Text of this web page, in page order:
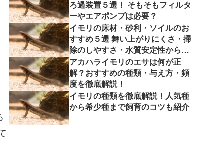
ろ過装置５選！ そもそもフィルタ
ーやエアポンプは必要？
イモリの床材・砂利・ソイルのお
すすめ５選 舞い上がりにくさ・掃
除のしやすさ・水質安定性から徹
底解説
アカハライモリのエサは何が正
解？おすすめの種類・与え方・頻
度を徹底解説！
イモリの種類を徹底解説！人気種
から希少種まで飼育のコツも紹介